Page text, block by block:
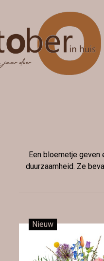
Een bloemetje
duurzaamheid. Ze
Nieuw